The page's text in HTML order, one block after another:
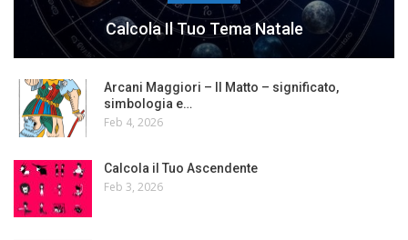
Calcola Il Tuo Tema Natale
Arcani Maggiori – Il Matto – significato,
simbologia e…
Feb 4, 2026
Calcola il Tuo Ascendente
Feb 3, 2026